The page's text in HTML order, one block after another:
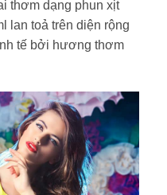
thơm dạng phun xịt
lan toả trên diện rộng
tế bởi hương thơm